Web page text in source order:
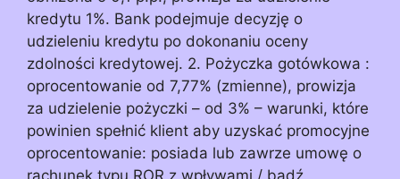
kredytu 1%. Bank podejmuje decyzję o
udzieleniu kredytu po dokonaniu oceny
zdolności kredytowej. 2. Pożyczka gotówkowa :
oprocentowanie od 7,77% (zmienne), prowizja
za udzielenie pożyczki – od 3% – warunki, które
powinien spełnić klient aby uzyskać promocyjne
oprocentowanie: posiada lub zawrze umowę o
rachunek typu ROR z wpływami / bądź